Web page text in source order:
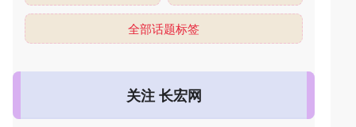
全部话题标签
关注 长宏网